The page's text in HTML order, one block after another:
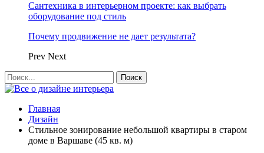
Сантехника в интерьерном проекте: как выбрать
оборудование под стиль
Почему продвижение не дает результата?
Prev Next
Главная
Дизайн
Стильное зонирование небольшой квартиры в старом
доме в Варшаве (45 кв. м)